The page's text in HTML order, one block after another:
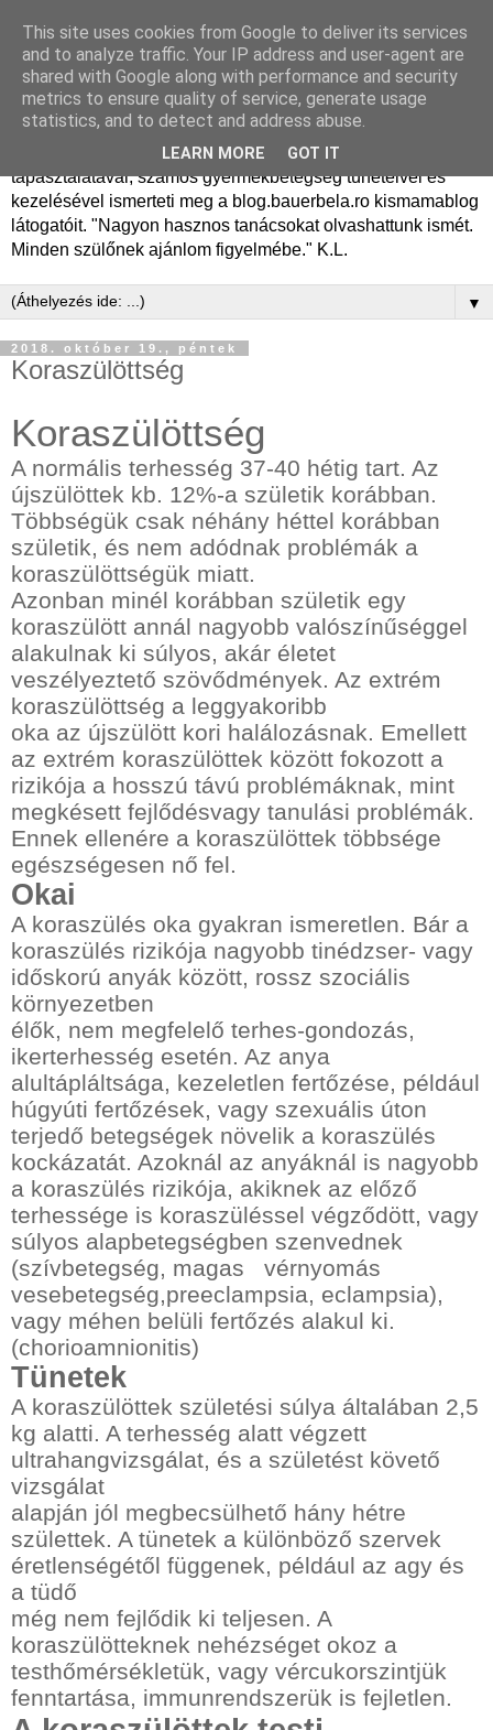
Dr. Bauer Béla Ph.D.
gyermekgyógyász
Dr. Bauer Béla Ph.D. gyermekgyógyász főorvos, 50 éves
tapasztalatával, számos gyermekbetegség tüneteivel és
kezelésével ismerteti meg a blog.bauerbela.ro kismamablog
látogatóit. "Nagyon hasznos tanácsokat olvashattunk ismét.
Minden szülőnek ajánlom figyelmébe." K.L.
▼
2018. október 19., péntek
Koraszülöttség
Koraszülöttség
A normális terhesség 37-40 hétig tart. Az
újszülöttek kb. 12%-a születik korábban.
Többségük csak néhány héttel korábban
születik, és nem adódnak problémák a
koraszülöttségük miatt.
Azonban minél korábban születik egy
koraszülött annál nagyobb valószínűséggel
alakulnak ki súlyos, akár életet
veszélyeztető szövődmények. Az extrém
koraszülöttség a leggyakoribb
oka az újszülött kori halálozásnak. Emellett
az extrém koraszülöttek között fokozott a
rizikója a hosszú távú problémáknak, mint
megkésett fejlődésvagy tanulási problémák.
Ennek ellenére a koraszülöttek többsége
egészségesen nő fel.
Okai
A koraszülés oka gyakran ismeretlen. Bár a
koraszülés rizikója nagyobb tinédzser- vagy
időskorú anyák között, rossz szociális
környezetben
élők, nem megfelelő terhes-gondozás,
ikerterhesség esetén. Az anya
alultápláltsága, kezeletlen fertőzése, például
húgyúti fertőzések, vagy szexuális úton
terjedő betegségek növelik a koraszülés
kockázatát. Azoknál az anyáknál is nagyobb
a koraszülés rizikója, akiknek az előző
terhessége is koraszüléssel végződött, vagy
súlyos alapbetegségben szenvednek
(szívbetegség, magas
vérnyomás
vesebetegség,preeclampsia, eclampsia),
vagy méhen belüli fertőzés alakul ki.
(chorioamnionitis)
Tünetek
A koraszülöttek születési súlya általában 2,5
kg alatti. A terhesség alatt végzett
ultrahangvizsgálat, és a születést követő
vizsgálat
alapján jól megbecsülhető hány hétre
születtek. A tünetek a különböző szervek
éretlenségétől függenek, például az agy és
a tüdő
még nem fejlődik ki teljesen. A
koraszülötteknek nehézséget okoz a
testhőmérsékletük, vagy vércukorszintjük
fenntartása, immunrendszerük is fejletlen.
This site uses cookies from Google to deliver its services
and to analyze traffic. Your IP address and user-agent are
shared with Google along with performance and security
metrics to ensure quality of service, generate usage
statistics, and to detect and address abuse.
LEARN MORE GOT IT